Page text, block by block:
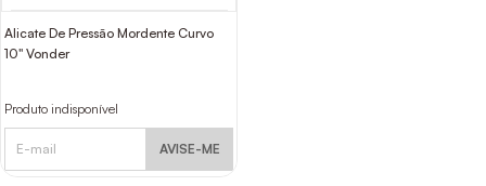
Alicate De Pressão Mordente Curvo
10" Vonder
Produto indisponível
AVISE-ME